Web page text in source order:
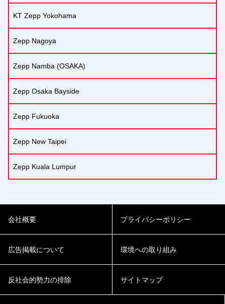
KT Zepp Yokohama
Zepp Nagoya
Zepp Namba (OSAKA)
Zepp Osaka Bayside
Zepp Fukuoka
Zepp New Taipei
Zepp Kuala Lumpur
会社概要 プライバシーポリシー
広告掲載について 環境への取り組み
反社会的勢力の排除 サイトマップ